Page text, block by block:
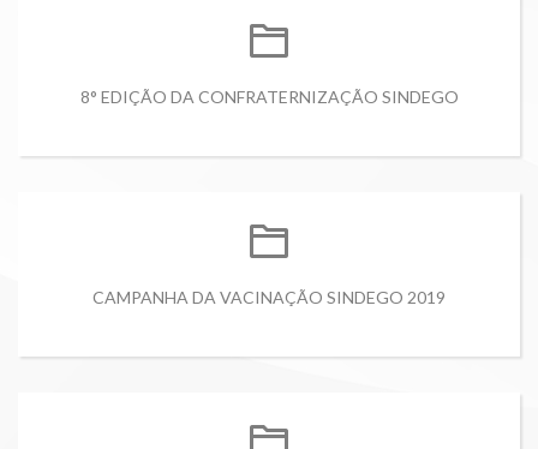
8° EDIÇÃO DA CONFRATERNIZAÇÃO SINDEGO
CAMPANHA DA VACINAÇÃO SINDEGO 2019